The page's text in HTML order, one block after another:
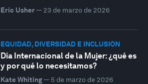
Eric Usher— 23 de marzo de 2026
EQUIDAD, DIVERSIDAD E INCLUSIÓN
Día Internacional de la Mujer: ¿qué es
y por qué lo necesitamos?
Kate Whiting— 5 de marzo de 2026